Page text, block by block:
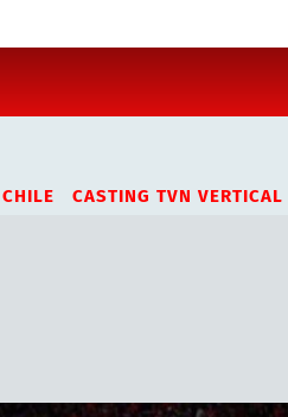
CASTING TVN VERTICAL